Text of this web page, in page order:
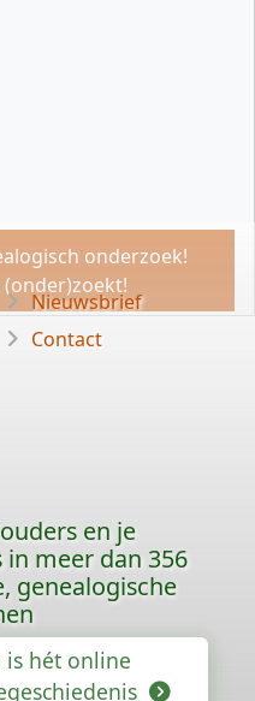
onderzoek!
Nieuwsbrief
Contact
en je
meer dan 356
genealogische
is hét online